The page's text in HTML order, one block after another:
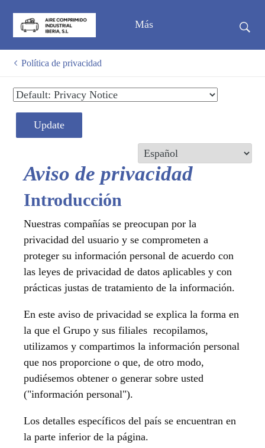
Más
Política de privacidad
Update
Aviso de privacidad
Introducción
Nuestras compañías se preocupan por la
privacidad del usuario y se comprometen a
proteger su información personal de acuerdo con
las leyes de privacidad de datos aplicables y con
prácticas justas de tratamiento de la información.
En este aviso de privacidad se explica la forma en
la que el Grupo y sus filiales recopilamos,
utilizamos y compartimos la información personal
que nos proporcione o que, de otro modo,
pudiésemos obtener o generar sobre usted
("información personal").
Los detalles específicos del país se encuentran en
la parte inferior de la página.